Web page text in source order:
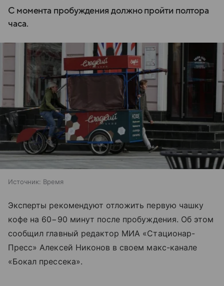
С момента пробуждения должно пройти полтора
часа.
Источник: Время
Эксперты рекомендуют отложить первую чашку
кофе на 60−90 минут после пробуждения. Об этом
сообщил главный редактор МИА «Стационар-
Пресс» Алексей Никонов в своем макс-канале
«Бокал прессека».